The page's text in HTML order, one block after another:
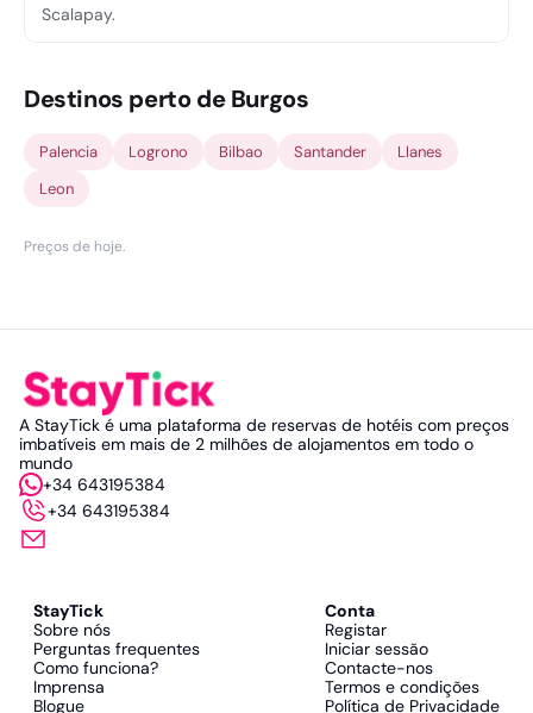
Scalapay.
Destinos perto de Burgos
Palencia Logrono Bilbao Santander
Llanes
Leon
Preços de hoje.
A StayTick é uma plataforma de reservas de hotéis com preços
imbatíveis em mais de 2 milhões de alojamentos em todo o
mundo
+34 643195384
+34 643195384
StayTick
Sobre nós
Perguntas frequentes
Como funciona?
Imprensa
Blogue
Conta
Registar
Iniciar sessão
Contacte-nos
Termos e condições
Política de Privacidade